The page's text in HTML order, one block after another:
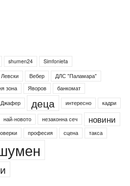
shumen24
Simfonieta
Вебер
ДЛС "Паламара"
зона Яворов
банкомат
Джафер деца интересно кадри
най-новото незаконна сеч новини
професия сцена такса